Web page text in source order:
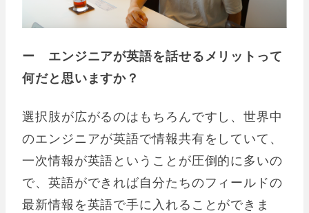
ー エンジニアが英語を話せるメリットって
何だと思いますか？
選択肢が広がるのはもちろんですし、世界中
のエンジニアが英語で情報共有をしていて、
一次情報が英語ということが圧倒的に多いの
で、英語ができれば自分たちのフィールドの
最新情報を英語で手に入れることができま